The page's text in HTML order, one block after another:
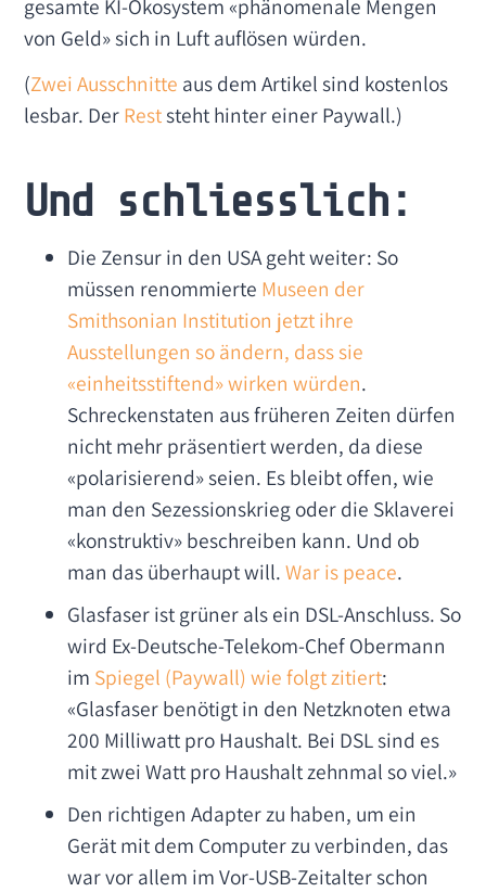
gesamte KI-Ökosystem «phänomenale Mengen
von Geld» sich in Luft auflösen würden.
(Zwei Ausschnitte aus dem Artikel sind kostenlos
lesbar. DerReststeht hinter einer Paywall.)
Und schliesslich:
Die Zensur in den USA geht weiter: So
müssen renommierte Museen der
Smithsonian Institution jetzt ihre
Ausstellungen so ändern, dass sie
«einheitsstiftend» wirken würden.
Schreckenstaten aus früheren Zeiten dürfen
nicht mehr präsentiert werden, da diese
«polarisierend» seien. Es bleibt offen, wie
man den Sezessionskrieg oder die Sklaverei
«konstruktiv» beschreiben kann. Und ob
man das überhaupt will.War is peace.
Glasfaser ist grüner als ein DSL-Anschluss. So
wird Ex-Deutsche-Telekom-Chef Obermann
im Spiegel (Paywall) wie folgt zitiert:
«Glasfaser benötigt in den Netzknoten etwa
200 Milliwatt pro Haushalt. Bei DSL sind es
mit zwei Watt pro Haushalt zehnmal so viel.»
Den richtigen Adapter zu haben, um ein
Gerät mit dem Computer zu verbinden, das
war vor allem im Vor-USB-Zeitalter schon